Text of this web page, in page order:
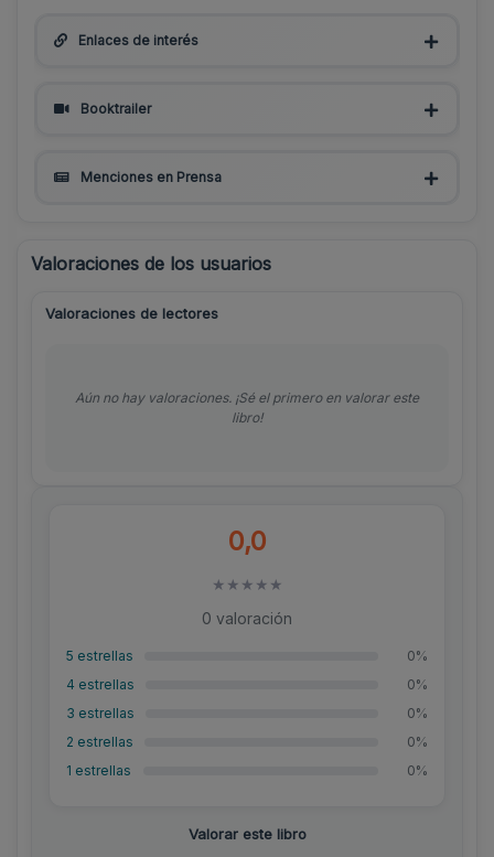
Enlaces de interés
Booktrailer
Menciones en Prensa
Valoraciones de los usuarios
0,0
★ ★ ★ ★ ★
0 valoración
5 estrellas
0%
4 estrellas
0%
3 estrellas
0%
2 estrellas
0%
1 estrellas
0%
Valorar este libro
Valoraciones de lectores
Aún no hay valoraciones. ¡Sé el primero en valorar este
libro!